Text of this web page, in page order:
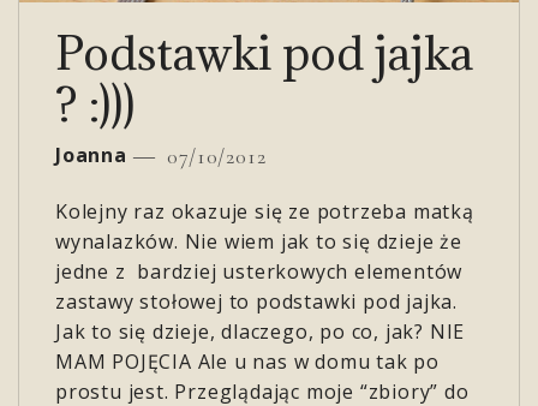
Podstawki pod jajka
? :)))
Joanna 07/10/2012
Kolejny raz okazuje się ze potrzeba matką
wynalazków. Nie wiem jak to się dzieje że
jedne z bardziej usterkowych elementów
zastawy stołowej to podstawki pod jajka.
Jak to się dzieje, dlaczego, po co, jak? NIE
MAM POJĘCIA Ale u nas w domu tak po
prostu jest. Przeglądając moje “zbiory” do